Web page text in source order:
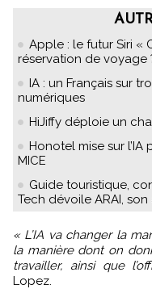
Apple : le futur Siri «
réservation de voyage
IA : un Français sur
numériques
HiJiffy déploie un
Honotel mise sur
MICE
Guide touristique,
Tech dévoile ARAI,
« L’IA va changer la
la manière dont on
travailler, ainsi que
Lopez.